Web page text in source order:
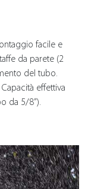
facile e
da parete (2
del tubo.
effettiva
da 5/8”).